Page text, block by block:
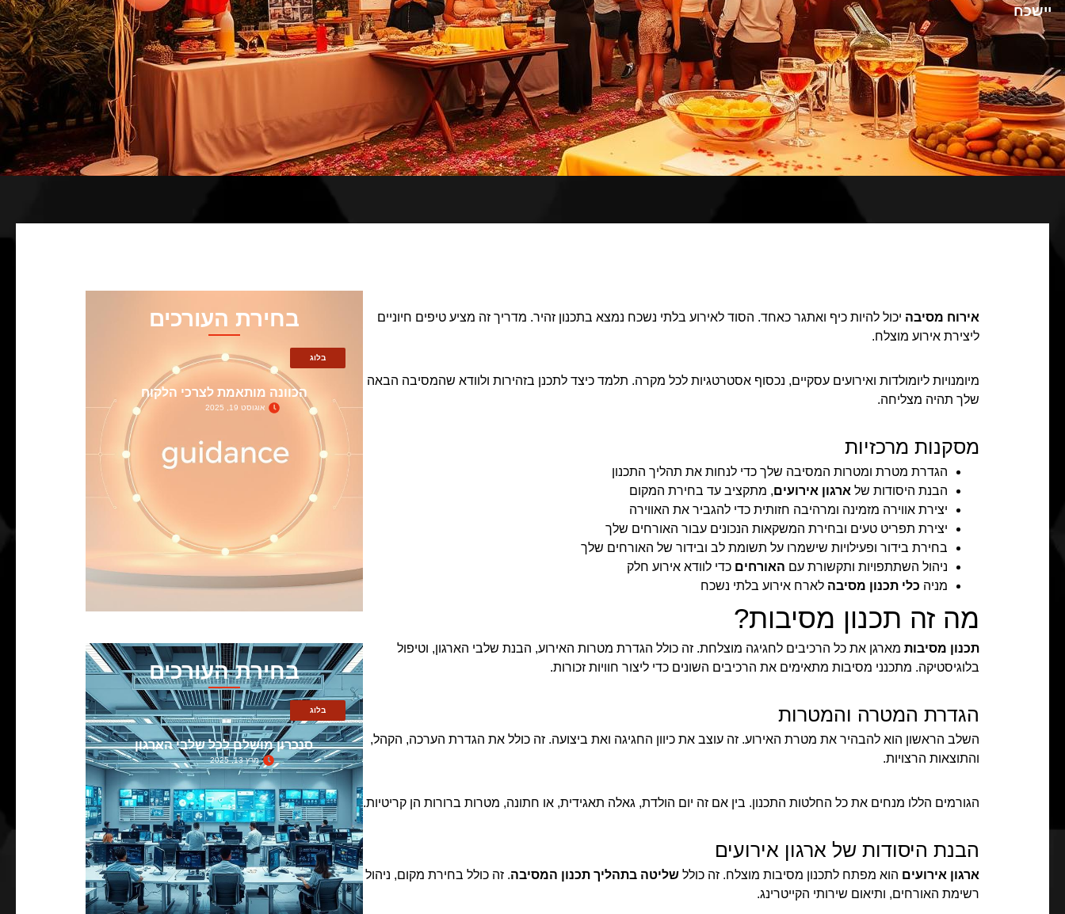
יישכח
אירוח מסיבה יכול להיות כיף ואתגר כאחד. הסוד לאירוע בלתי נשכח נמצא בתכנון זהיר. מדריך זה מציע טיפים חיוניים
ליצירת אירוע מוצלח.
מיומנויות ליומולדות ואירועים עסקיים, נכסוף אסטרטגיות לכל מקרה. תלמד כיצד לתכנן בזהירות ולוודא שהמסיבה הבאה
שלך תהיה מצליחה.
מסקנות מרכזיות
הגדרת מטרת ומטרות המסיבה שלך כדי לנחות את תהליך התכנון
הבנת היסודות של ארגון אירועים, מתקציב עד בחירת המקום
יצירת אווירה מזמינה ומרהיבה חזותית כדי להגביר את האווירה
יצירת תפריט טעים ובחירת המשקאות הנכונים עבור האורחים שלך
בחירת בידור ופעילויות שישמרו על תשומת לב ובידור של האורחים שלך
ניהול השתתפויות ותקשורת עם האורחים כדי לוודא אירוע חלק
מניה כלי תכנון מסיבה לארח אירוע בלתי נשכח
מה זה תכנון מסיבות?
תכנון מסיבות מארגן את כל הרכיבים לחגיגה מוצלחת. זה כולל הגדרת מטרות האירוע, הבנת שלבי הארגון, וטיפול
בלוגיסטיקה. מתכנני מסיבות מתאימים את הרכיבים השונים כדי ליצור חוויות זכורות.
הגדרת המטרה והמטרות
השלב הראשון הוא להבהיר את מטרת האירוע. זה עוצב את כיוון החגיגה ואת ביצועה. זה כולל את הגדרת הערכה, הקהל,
והתוצאות הרצויות.
הגורמים הללו מנחים את כל החלטות התכנון. בין אם זה יום הולדת, גאלה תאגידית, או חתונה, מטרות ברורות הן קריטיות.
הבנת היסודות של ארגון אירועים
ארגון אירועים הוא מפתח לתכנון מסיבות מוצלח. זה כולל שליטה בתהליך תכנון המסיבה. זה כולל בחירת מקום, ניהול
רשימת האורחים, ותיאום שירותי הקייטרינג.
בחירת העורכים
בלוג
הכוונה מותאמת לצרכי הלקוח
אוגוסט 19, 2025
בחירת העורכים
בלוג
סנכרון מושלם לכל שלבי הארגון
מרץ 13, 2025